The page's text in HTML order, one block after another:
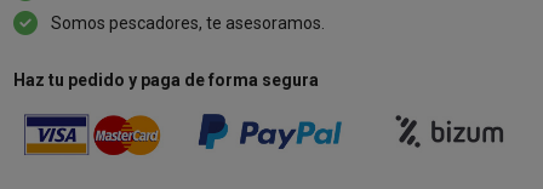
Somos pescadores, te asesoramos.
Haz tu pedido y paga de forma segura